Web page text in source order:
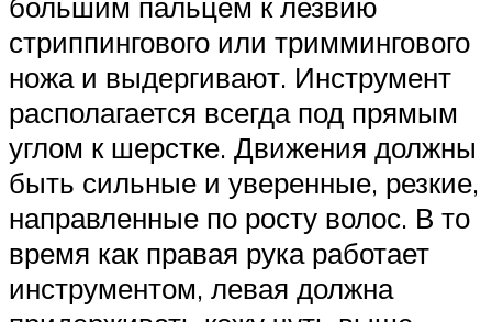
большим пальцем к лезвию
стриппингового или триммингового
ножа и выдергивают. Инструмент
располагается всегда под прямым
углом к шерстке. Движения должны
быть сильные и уверенные, резкие,
направленные по росту волос. В то
время как правая рука работает
инструментом, левая должна